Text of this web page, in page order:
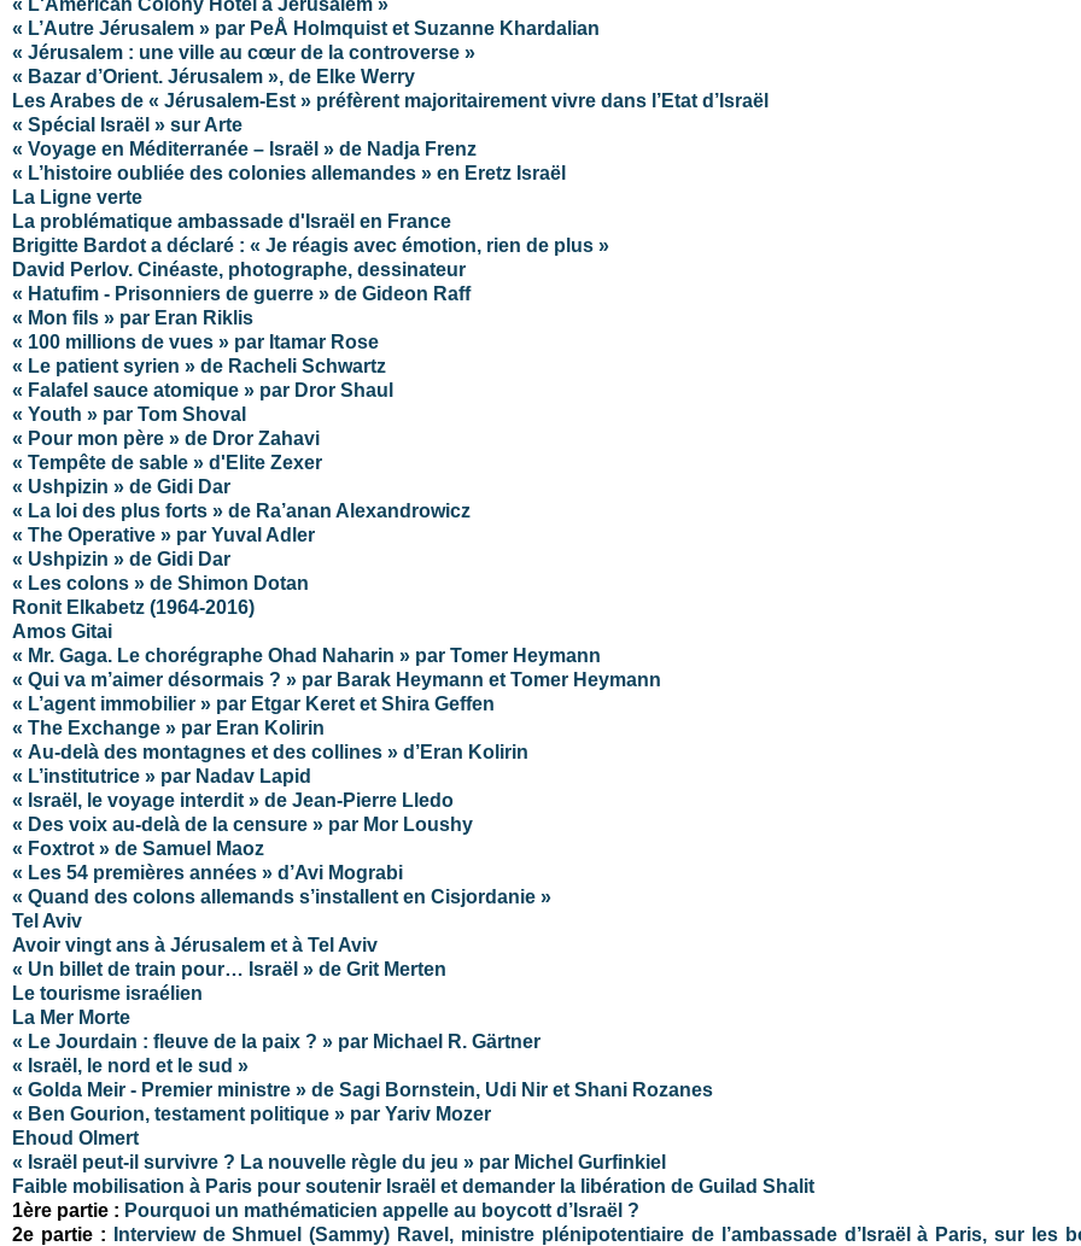
« L’Autre Jérusalem » par PeÅ Holmquist et Suzanne Khardalian
« Jérusalem : une ville au cœur de la controverse »
« Bazar d’Orient. Jérusalem », de Elke Werry
Les Arabes de « Jérusalem-Est » préfèrent majoritairement vivre dans l’Etat d’Israël
« Spécial Israël » sur Arte
« Voyage en Méditerranée – Israël » de Nadja Frenz
« L’histoire oubliée des colonies allemandes » en Eretz Israël
La Ligne verte
La problématique ambassade d'Israël en France
Brigitte Bardot a déclaré : « Je réagis avec émotion, rien de plus »
David Perlov. Cinéaste, photographe, dessinateur
« Hatufim - Prisonniers de guerre » de Gideon Raff
« Mon fils » par Eran Riklis
« 100 millions de vues » par Itamar Rose
« Le patient syrien » de Racheli Schwartz
« Falafel sauce atomique » par Dror Shaul
« Youth » par Tom Shoval
« Pour mon père » de Dror Zahavi
« Tempête de sable » d'Elite Zexer
« Ushpizin » de Gidi Dar
« La loi des plus forts » de Ra’anan Alexandrowicz
« The Operative » par Yuval Adler
« Ushpizin » de Gidi Dar
« Les colons » de Shimon Dotan
Ronit Elkabetz (1964-2016)
Amos Gitai
« Mr. Gaga. Le chorégraphe Ohad Naharin » par Tomer Heymann
« Qui va m’aimer désormais ? » par Barak Heymann et Tomer Heymann
« L’agent immobilier » par Etgar Keret et Shira Geffen
« The Exchange » par Eran Kolirin
« Au-delà des montagnes et des collines » d’Eran Kolirin
« L’institutrice » par Nadav Lapid
« Israël, le voyage interdit » de Jean-Pierre Lledo
« Des voix au-delà de la censure » par Mor Loushy
« Foxtrot » de Samuel Maoz
« Les 54 premières années » d’Avi Mograbi
« Quand des colons allemands s’installent en Cisjordanie »
Tel Aviv
Avoir vingt ans à Jérusalem et à Tel Aviv
« Un billet de train pour… Israël » de Grit Merten
Le tourisme israélien
La Mer Morte
« Le Jourdain : fleuve de la paix ? » par Michael R. Gärtner
« Israël, le nord et le sud »
« Golda Meir - Premier ministre » de Sagi Bornstein, Udi Nir et Shani Rozanes
« Ben Gourion, testament politique » par Yariv Mozer
Ehoud Olmert
« Israël peut-il survivre ? La nouvelle règle du jeu » par Michel Gurfinkiel
Faible mobilisation à Paris pour soutenir Israël et demander la libération de Guilad Shalit
1ère partie : Pourquoi un mathématicien appelle au boycott d’Israël ?
2e partie :
Interview de Shmuel (Sammy) Ravel, ministre plénipotentiaire de l’ambassade d’Israël à Paris, sur les